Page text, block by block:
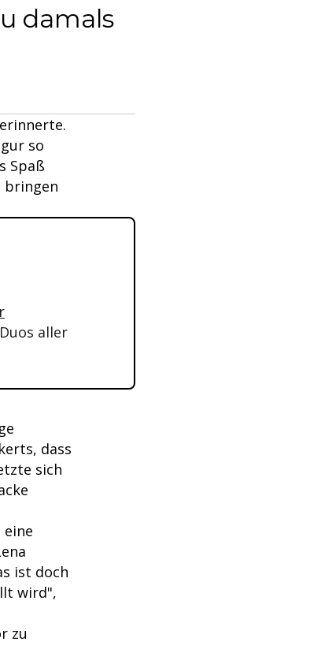
damals
so
Spaß
bringen
aller
dass
sich
ist doch
wird",
zu